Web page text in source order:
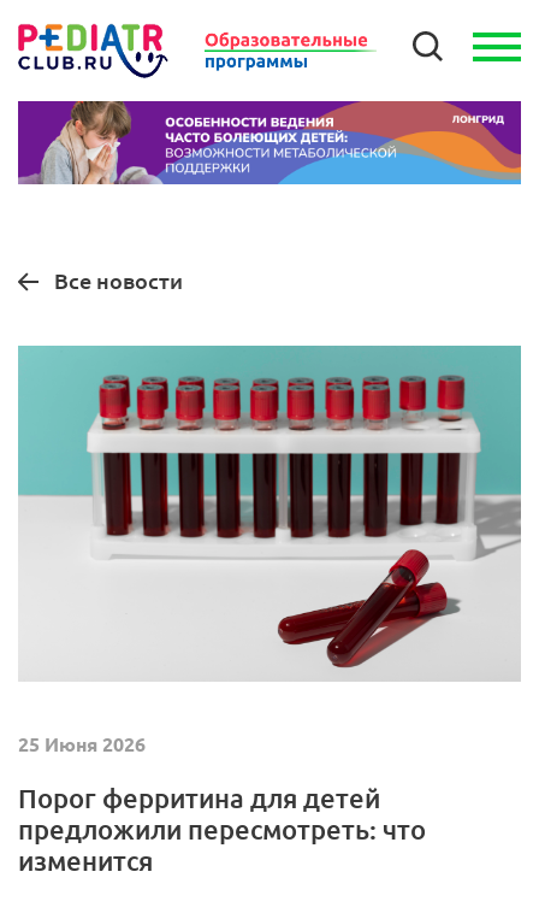
Все новости
25 Июня 2026
Порог ферритина для детей
предложили пересмотреть: что
изменится